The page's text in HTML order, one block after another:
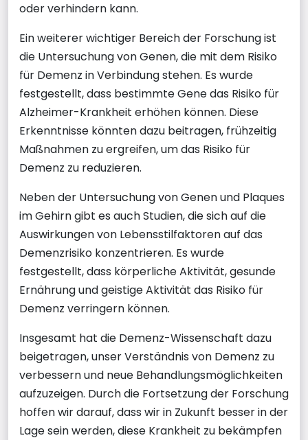
oder verhindern kann.
Ein weiterer wichtiger Bereich der Forschung ist
die Untersuchung von Genen, die mit dem Risiko
für Demenz in Verbindung stehen. Es wurde
festgestellt, dass bestimmte Gene das Risiko für
Alzheimer-Krankheit erhöhen können. Diese
Erkenntnisse könnten dazu beitragen, frühzeitig
Maßnahmen zu ergreifen, um das Risiko für
Demenz zu reduzieren.
Neben der Untersuchung von Genen und Plaques
im Gehirn gibt es auch Studien, die sich auf die
Auswirkungen von Lebensstilfaktoren auf das
Demenzrisiko konzentrieren. Es wurde
festgestellt, dass körperliche Aktivität, gesunde
Ernährung und geistige Aktivität das Risiko für
Demenz verringern können.
Insgesamt hat die Demenz-Wissenschaft dazu
beigetragen, unser Verständnis von Demenz zu
verbessern und neue Behandlungsmöglichkeiten
aufzuzeigen. Durch die Fortsetzung der Forschung
hoffen wir darauf, dass wir in Zukunft besser in der
Lage sein werden, diese Krankheit zu bekämpfen